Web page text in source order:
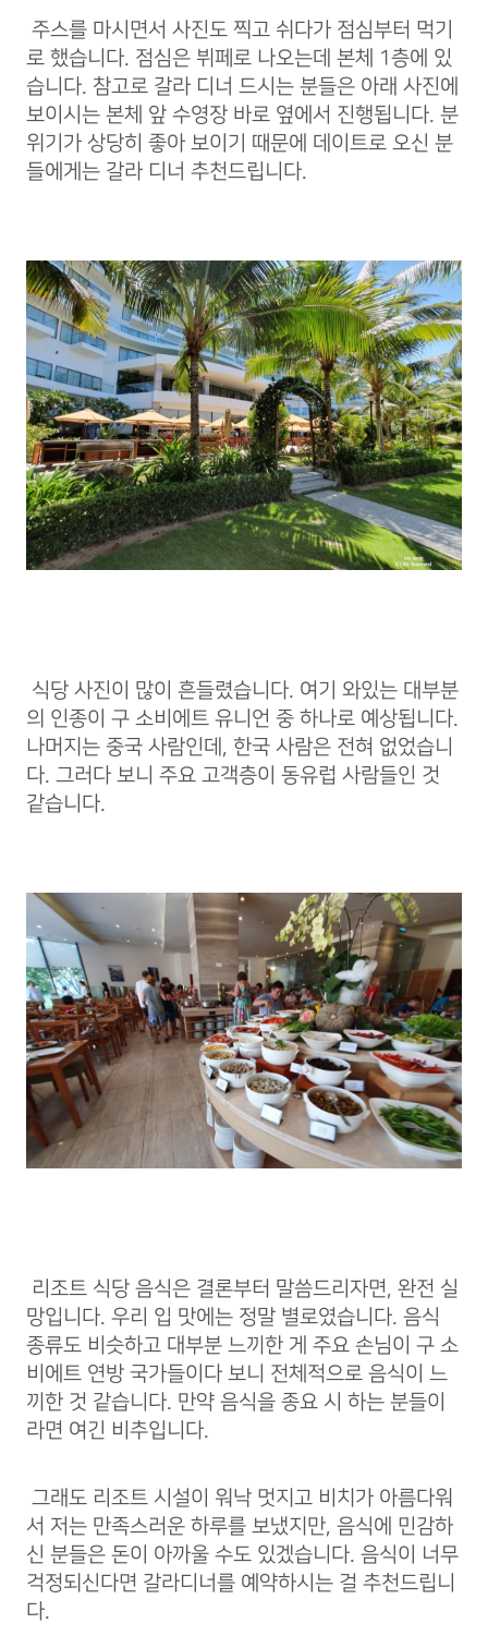
주스를 마시면서 사진도 찍고 쉬다가 점심부터 먹기
로 했습니다. 점심은 뷔페로 나오는데 본체 1층에 있
습니다. 참고로 갈라 디너 드시는 분들은 아래 사진에
보이시는 본체 앞 수영장 바로 옆에서 진행됩니다. 분
위기가 상당히 좋아 보이기 때문에 데이트로 오신 분
들에게는 갈라 디너 추천드립니다.
식당 사진이 많이 흔들렸습니다. 여기 와있는 대부분
의 인종이 구 소비에트 유니언 중 하나로 예상됩니다.
나머지는 중국 사람인데, 한국 사람은 전혀 없었습니
다. 그러다 보니 주요 고객층이 동유럽 사람들인 것
같습니다.
리조트 식당 음식은 결론부터 말씀드리자면, 완전 실
망입니다. 우리 입 맛에는 정말 별로였습니다. 음식
종류도 비슷하고 대부분 느끼한 게 주요 손님이 구 소
비에트 연방 국가들이다 보니 전체적으로 음식이 느
끼한 것 같습니다. 만약 음식을 종요 시 하는 분들이
라면 여긴 비추입니다.
그래도 리조트 시설이 워낙 멋지고 비치가 아름다워
서 저는 만족스러운 하루를 보냈지만, 음식에 민감하
신 분들은 돈이 아까울 수도 있겠습니다. 음식이 너무
걱정되신다면 갈라디너를 예약하시는 걸 추천드립니
다.